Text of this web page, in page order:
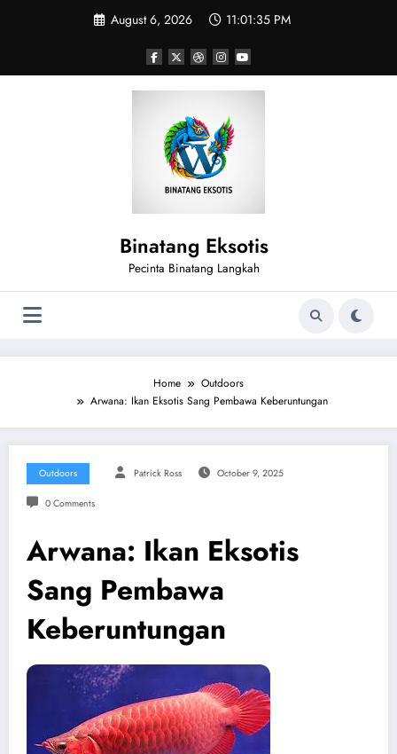
August 6, 2026 11:01:36 PM
Binatang Eksotis
Pecinta Binatang Langkah
Home
Outdoors
Arwana: Ikan Eksotis Sang Pembawa Keberuntungan
Outdoors Patrick Ross October 9, 2025
0 Comments
Arwana: Ikan Eksotis
Sang Pembawa
Keberuntungan